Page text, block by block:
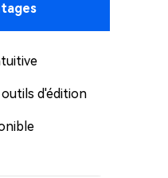
d'édition